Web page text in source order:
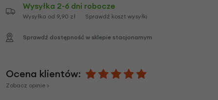
Wysyłka 2-6 dni robocze
Wysyłka od 9,90 zł Sprawdź koszt wysyłki
Sprawdź dostępność w sklepie stacjonarnym
Ocena klientów:
Zobacz opinie >